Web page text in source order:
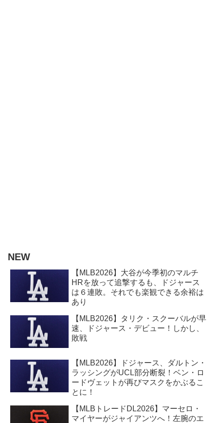
NEW
【MLB2026】大谷が今季初のマルチ
HRを放って追撃するも、ドジャース
は６連敗。それでも楽観できる余裕は
あり
【MLB2026】タリク・スクーバルが早
速、ドジャース・デビュー！しかし、
敗戦
【MLB2026】ドジャース、ダルトン・
ラッシングがUCL部分断裂！ベン・ロ
ードヴェットが再びマスクをかぶるこ
とに！
【MLBトレードDL2026】マーセロ・
マイヤーがジャイアンツへ！左腕のエ